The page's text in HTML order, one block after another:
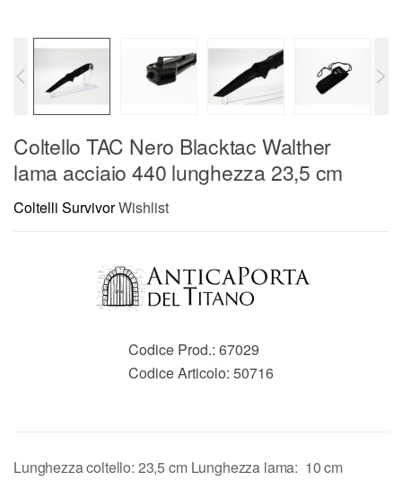
Coltello TAC Nero Blacktac Walther
lama acciaio 440 lunghezza 23,5 cm
Coltelli SurvivorWishlist
Codice Prod.: 67029
Codice Articolo: 50716
Lunghezza coltello: 23,5 cm Lunghezza lama: 10 cm